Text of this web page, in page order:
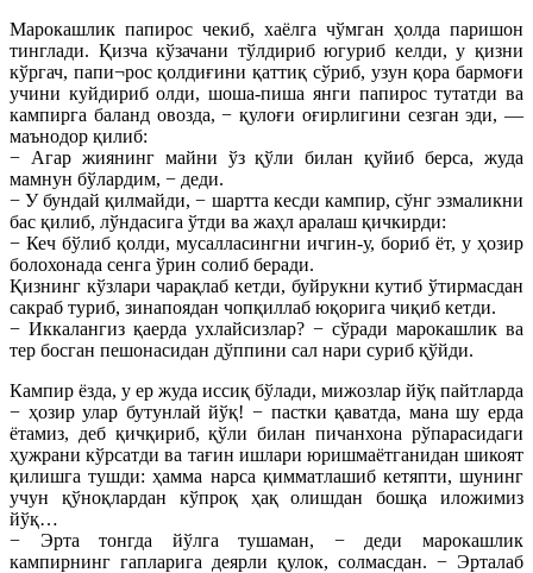
Марокашлик папирос чекиб, хаёлга чўмган ҳолда паришон
тинглади. Қизча кўзачани тўлдириб югуриб келди, у қизни
кўргач, папи¬рос қолдиғини қаттиқ сўриб, узун қора бармоғи
учини куйдириб олди, шоша-пиша янги папирос тутатди ва
кампирга баланд овозда, − қулоғи оғирлигини сезган эди, —
маънодор қилиб:
− Агар жиянинг майни ўз қўли билан қуйиб берса, жуда
мамнун бўлардим, − деди.
− У бундай қилмайди, − шартта кесди кампир, сўнг эзмаликни
бас қилиб, лўндасига ўтди ва жаҳл аралаш қичкирди:
− Кеч бўлиб қолди, мусалласингни ичгин-у, бориб ёт, у ҳозир
болохонада сенга ўрин солиб беради.
Қизнинг кўзлари чарақлаб кетди, буйрукни кутиб ўтирмасдан
сакраб туриб, зинапоядан чопқиллаб юқорига чиқиб кетди.
− Иккалангиз қаерда ухлайсизлар? − сўради марокашлик ва
тер босган пешонасидан дўппини сал нари суриб қўйди.
Кампир ёзда, у ер жуда иссиқ бўлади, мижозлар йўқ пайтларда
− ҳозир улар бутунлай йўқ! − пастки қаватда, мана шу ерда
ётамиз, деб қичқириб, қўли билан пичанхона рўпарасидаги
ҳужрани кўрсатди ва тағин ишлари юришмаётганидан шикоят
қилишга тушди: ҳамма нарса қимматлашиб кетяпти, шунинг
учун қўноқлардан кўпроқ ҳақ олишдан бошқа иложимиз
йўқ…
− Эрта тонгда йўлга тушаман, − деди марокашлик
кампирнинг гапларига деярли қулок, солмасдан. − Эрталаб